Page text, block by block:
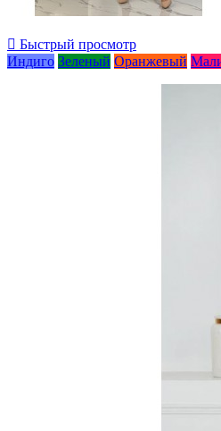
 Быстрый просмотр
Индиго Зеленый Оранжевый